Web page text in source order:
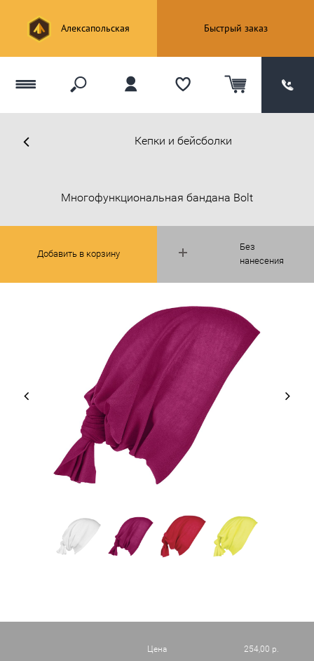
Алексапольская Быстрый заказ
Кепки и бейсболки
Без
нанесения
Многофункциональная бандана Bolt
Добавить в корзину
Цена 254,00 р.